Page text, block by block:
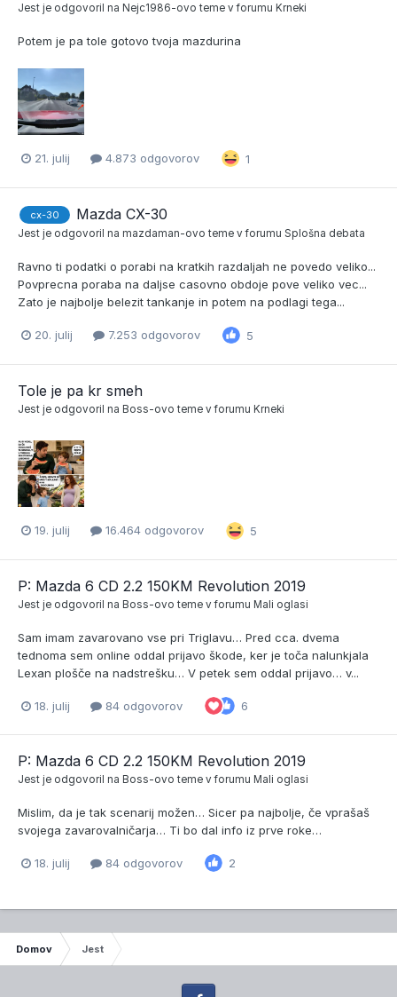
Jest je odgovoril na Nejc1986-ovo teme v forumu Krneki
Potem je pa tole gotovo tvoja mazdurina
21. julij 4.873 odgovorov 1
cx-30 Mazda CX-30
Jest je odgovoril na mazdaman-ovo teme v forumu Splošna debata
Ravno ti podatki o porabi na kratkih razdaljah ne povedo veliko...
Povprecna poraba na daljse casovno obdoje pove veliko vec...
Zato je najbolje belezit tankanje in potem na podlagi tega...
20. julij 7.253 odgovorov 5
Tole je pa kr smeh
Jest je odgovoril na Boss-ovo teme v forumu Krneki
19. julij 16.464 odgovorov 5
P: Mazda 6 CD 2.2 150KM Revolution 2019
Jest je odgovoril na Boss-ovo teme v forumu Mali oglasi
Sam imam zavarovano vse pri Triglavu… Pred cca. dvema
tednoma sem online oddal prijavo škode, ker je toča nalunkjala
Lexan plošče na nadstrešku… V petek sem oddal prijavo… v...
18. julij 84 odgovorov 6
P: Mazda 6 CD 2.2 150KM Revolution 2019
Jest je odgovoril na Boss-ovo teme v forumu Mali oglasi
Mislim, da je tak scenarij možen… Sicer pa najbolje, če vprašaš
svojega zavarovalničarja… Ti bo dal info iz prve roke…
18. julij 84 odgovorov 2
Domov Jest